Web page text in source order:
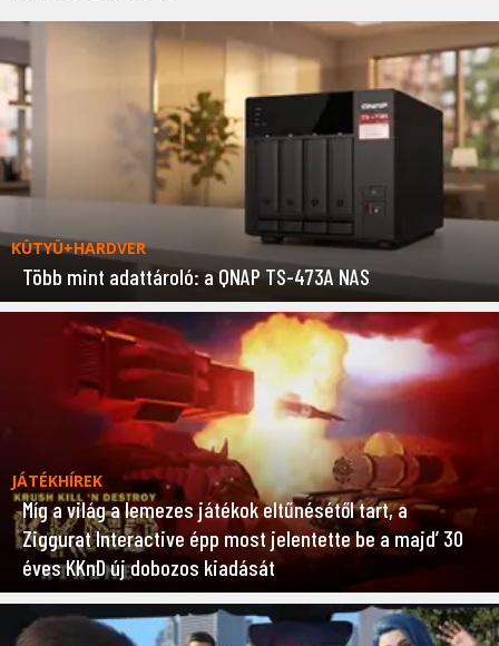
KÜTYÜ+HARDVER
Több mint adattároló: a QNAP TS-473A NAS
JÁTÉKHÍREK
Míg a világ a lemezes játékok eltűnésétől tart, a
Ziggurat Interactive épp most jelentette be a majd’ 30
éves KKnD új dobozos kiadását